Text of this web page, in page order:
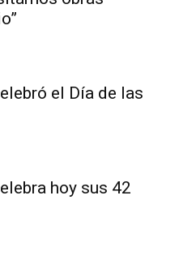
el Día de las
hoy sus 42